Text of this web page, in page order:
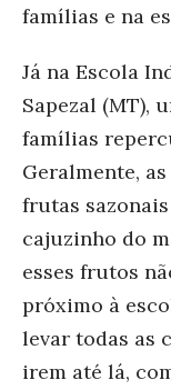
famílias e na
Já na Escola
Sapezal (MT),
famílias
Geralmente,
frutas
cajuzinho do
esses frutos
próximo à
levar todas as
irem até lá,